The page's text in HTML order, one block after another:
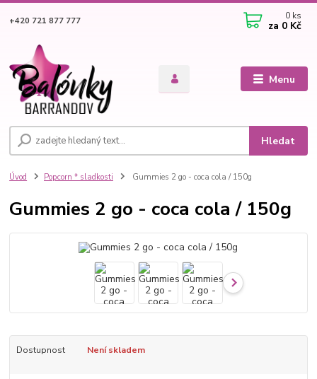
Menu
Hledat
+420 721 877 777 0 ks
za 0 Kč
Úvod Popcorn * sladkosti Gummies 2 go - coca cola / 150g
Gummies 2 go - coca cola / 150g
Dostupnost Není skladem